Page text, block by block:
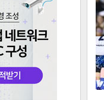
url 복
연예
2